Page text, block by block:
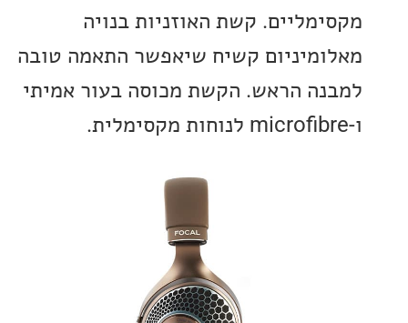
קשת האוזניות בנויה
קשיח שיאפשר התאמה טובה
הראש. הקשת מכוסה בעור אמיתי